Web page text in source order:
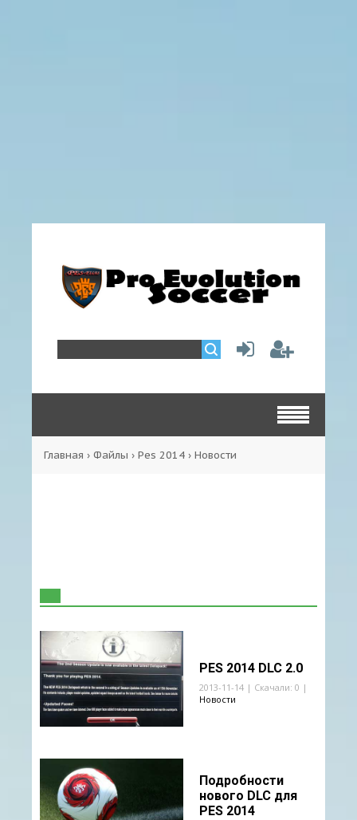
Главная › Файлы › Pes 2014 › Новости
PES 2014 DLC 2.0
2013-11-14 | Скачали: 0 |
Новости
Подробности
нового DLC для
PES 2014